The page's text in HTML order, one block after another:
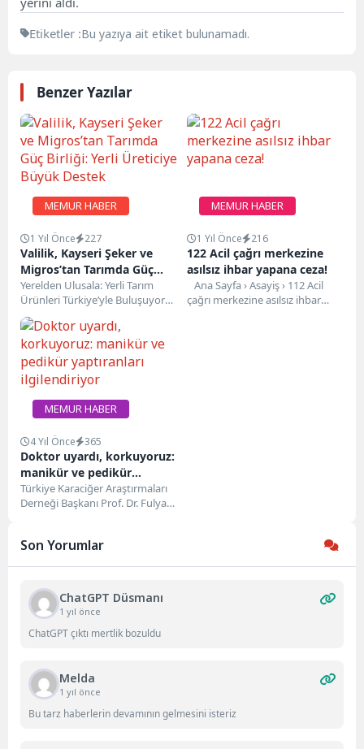
Etiketler :Bu yazıya ait etiket bulunamadı.
Benzer Yazılar
MEMUR HABER
1 Yıl Önce 227
Valilik, Kayseri Şeker ve
Migros’tan Tarımda Güç
Birliği: Yerli Üreticiye Büyük
Destek
Yerelden Ulusala: Yerli Tarım
Ürünleri Türkiye’yle Buluşuyor
Kayseri Valiliği, Kayseri Şeker ve
Migros arasında yerli...
MEMUR HABER
1 Yıl Önce 216
122 Acil çağrı merkezine
asılsız ihbar yapana ceza!
Ana Sayfa › Asayiş › 112 Acil
çağrı merkezine asılsız ihbar
MEMUR HABER
4 Yıl Önce 365
Doktor uyardı, korkuyoruz:
manikür ve pedikür
yaptıranları ilgilendiriyor
Türkiye Karaciğer Araştırmaları
Derneği Başkanı Prof. Dr. Fulya
farkındalığın artırılmasının...
Son Yorumlar
ChatGPT Düsmanı
1 yıl önce
ChatGPT çıktı mertlik bozuldu
Melda
1 yıl önce
Bu tarz haberlerin devamının gelmesini isteriz